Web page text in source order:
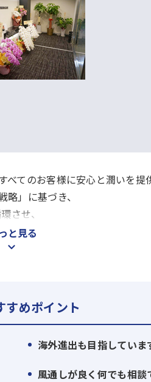
てのお客様に安心と潤いを提
」に基づき、
させ、
を幅広く揃え、
客ファースト」の精神は、大
と見る
すめポイント
海外進出も目指していま
風通しが良く何でも相